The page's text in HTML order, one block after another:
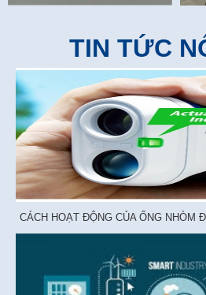
TIN TỨC
CÁCH HOẠT ĐỘNG CỦA ỐNG NHÒM